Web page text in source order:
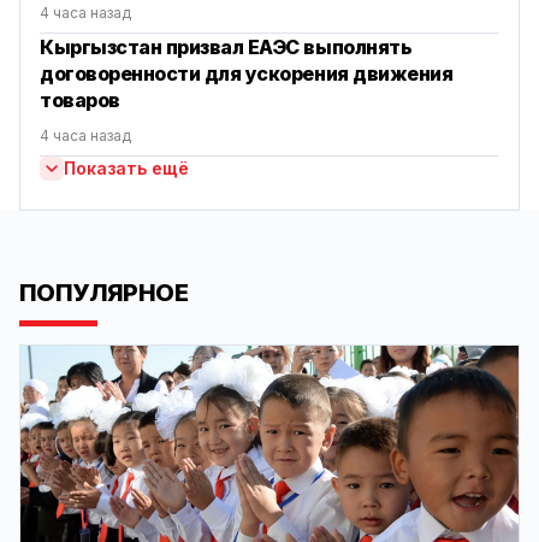
4 часа назад
Кыргызстан призвал ЕАЭС выполнять
договоренности для ускорения движения
товаров
4 часа назад
Показать ещё
ПОПУЛЯРНОЕ